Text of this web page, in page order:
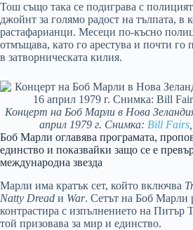
Тош също така се подиграва с
джойнт за голямо радост на тълпата, в
растафарианци. Месеци по-късно
отмъщава, като го арестува и почти го
в затворническата килия.
Концерт на Боб Марли в Нова
април 1979 г. Снимка: Bill Fairs
Боб Марли оглавява програмата,
единство и показвайки защо се е
международна звезда
Марли има кратък сет, който включва
Natty Dread и War. Сетът на Боб Марли
контрастира с изпълнението на Питър
той призовава за мир и единство.